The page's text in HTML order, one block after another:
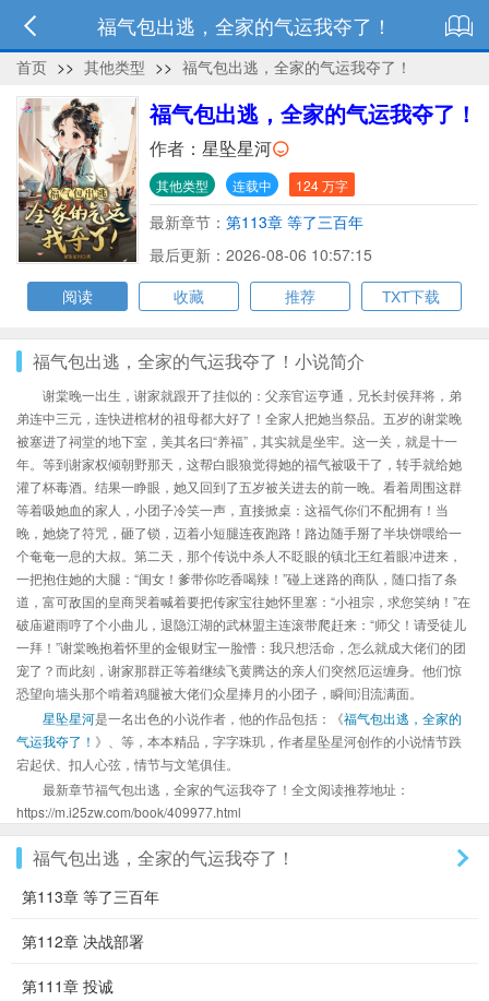
福气包出逃，全家的气运我夺了！
首页 >> 其他类型 >> 福气包出逃，全家的气运我夺了！
福气包出逃，全家的气运我夺了！
作者： 星坠星河
其他类型 连载中 124 万字
最新章节： 第113章 等了三百年
最后更新：2026-08-06 10:57:15
阅读
收藏 推荐 TXT下载
福气包出逃，全家的气运我夺了！小说简介
谢棠晚一出生，谢家就跟开了挂似的：父亲官运亨通，兄长封侯拜将，弟
弟连中三元，连快进棺材的祖母都大好了！全家人把她当祭品。五岁的谢棠晚
被塞进了祠堂的地下室，美其名曰“养福”，其实就是坐牢。这一关，就是十一
年。等到谢家权倾朝野那天，这帮白眼狼觉得她的福气被吸干了，转手就给她
灌了杯毒酒。结果一睁眼，她又回到了五岁被关进去的前一晚。看着周围这群
等着吸她血的家人，小团子冷笑一声，直接掀桌：这福气你们不配拥有！当
晚，她烧了符咒，砸了锁，迈着小短腿连夜跑路！路边随手掰了半块饼喂给一
个奄奄一息的大叔。第二天，那个传说中杀人不眨眼的镇北王红着眼冲进来，
一把抱住她的大腿：“闺女！爹带你吃香喝辣！”碰上迷路的商队，随口指了条
道，富可敌国的皇商哭着喊着要把传家宝往她怀里塞：“小祖宗，求您笑纳！”在
破庙避雨哼了个小曲儿，退隐江湖的武林盟主连滚带爬赶来：“师父！请受徒儿
一拜！”谢棠晚抱着怀里的金银财宝一脸懵：我只想活命，怎么就成大佬们的团
宠了？而此刻，谢家那群正等着继续飞黄腾达的亲人们突然厄运缠身。他们惊
恐望向墙头那个啃着鸡腿被大佬们众星捧月的小团子，瞬间泪流满面。
星坠星河是一名出色的小说作者，他的作品包括：《福气包出逃，全家的
气运我夺了！ 》、等，本本精品，字字珠玑，作者星坠星河创作的小说情节跌
宕起伏、扣人心弦，情节与文笔俱佳。
最新章节福气包出逃，全家的气运我夺了！全文阅读推荐地址：
https://m.i25zw.com/book/409977.html
福气包出逃，全家的气运我夺了！
第113章 等了三百年
第112章 决战部署
第111章 投诚